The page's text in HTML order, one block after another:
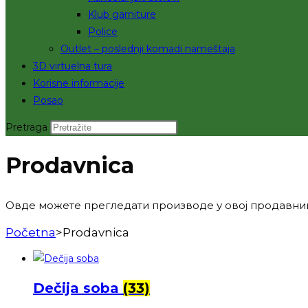
Klub garniture
Police
Outlet – poslednji komadi nameštaja
3D virtuelna tura
Korisne informacije
Posao
Pretraga
Prodavnica
Овде можете прегледати производе у овој
Početna>Prodavnica
Dečija soba (33)